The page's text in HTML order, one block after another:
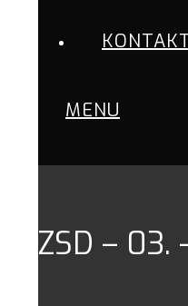
MENU
ZSD – 03.